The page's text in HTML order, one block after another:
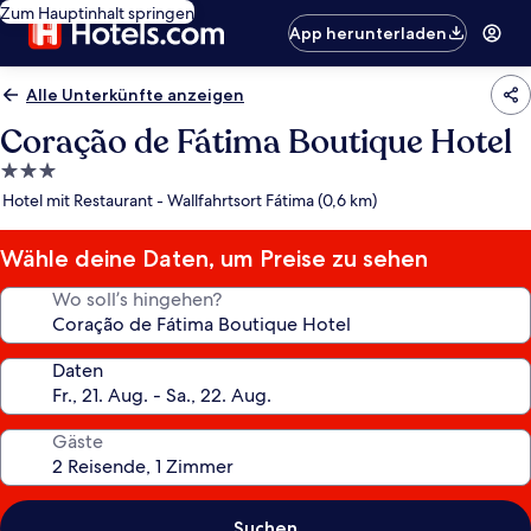
Zum Hauptinhalt springen
App herunterladen
Alle Unterkünfte anzeigen
Coração de Fátima Boutique Hotel
3.0-
Sterne-
Hotel mit Restaurant - Wallfahrtsort Fátima (0,6 km)
Wähle deine Daten, um Preise zu sehen
Wo soll’s hingehen?
Daten
Gäste